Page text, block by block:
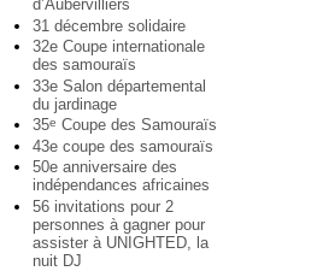
d’Aubervilliers
31 décembre solidaire
32e Coupe internationale
des samouraïs
33e Salon départemental
du jardinage
35e Coupe des Samouraïs
43e coupe des samouraïs
50e anniversaire des
indépendances africaines
56 invitations pour 2
personnes à gagner pour
assister à UNIGHTED, la
nuit DJ